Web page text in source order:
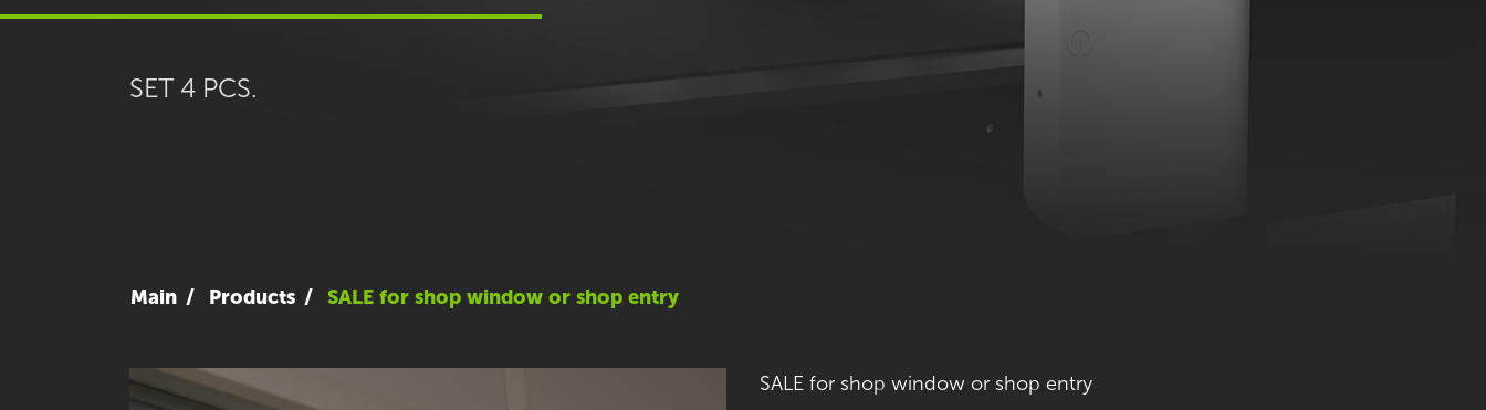
SET 4 PCS.
Main Products SALE for shop window or shop entry
SALE for shop window or shop entry